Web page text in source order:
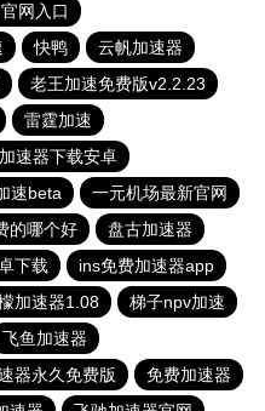
网入口
快鸭
云帆加速器
老王加速免费版v2.2.23
雷霆加速
速器下载安卓
速beta
一元机场最新官网
的哪个好
盘古加速器
下载
ins免费加速器app
加速器1.08
梯子npv加速
飞鱼加速器
器永久免费版
免费加速器